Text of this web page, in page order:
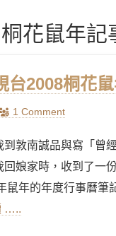
花鼠年記
台2008桐花
1 Comment
敦南誠品與寫「曾
回娘家時，收到了一
鼠年的年度行事曆筆
…..